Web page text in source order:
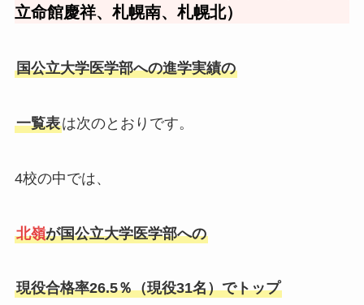
立命館慶祥、札幌南、札幌北）
国公立大学医学部への進学実績の
一覧表は次のとおりです。
4校の中では、
北嶺が国公立大学医学部への
現役合格率26.5％（現役31名）でトップ